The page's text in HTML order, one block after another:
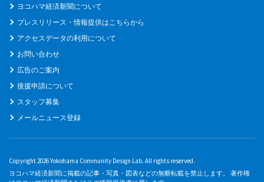
ヨコハマ経済新聞について
プレスリリース・情報提供はこちらから
アクセスデータの利用について
お問い合わせ
広告のご案内
後援申請について
スタッフ募集
メールニュース登録
Copyright 2026 Yokohama Community Design Lab. All rights reserved.
ヨコハマ経済新聞に掲載の記事・写真・図表などの無断転載を禁止します。 著作権